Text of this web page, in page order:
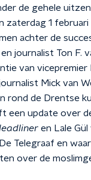
de gehele
zaterdag 1
achter de
journalist Ton F.
van vicepremier
Mick van
rond de Drentse
een update over
en Lale
Telegraaf en
over de